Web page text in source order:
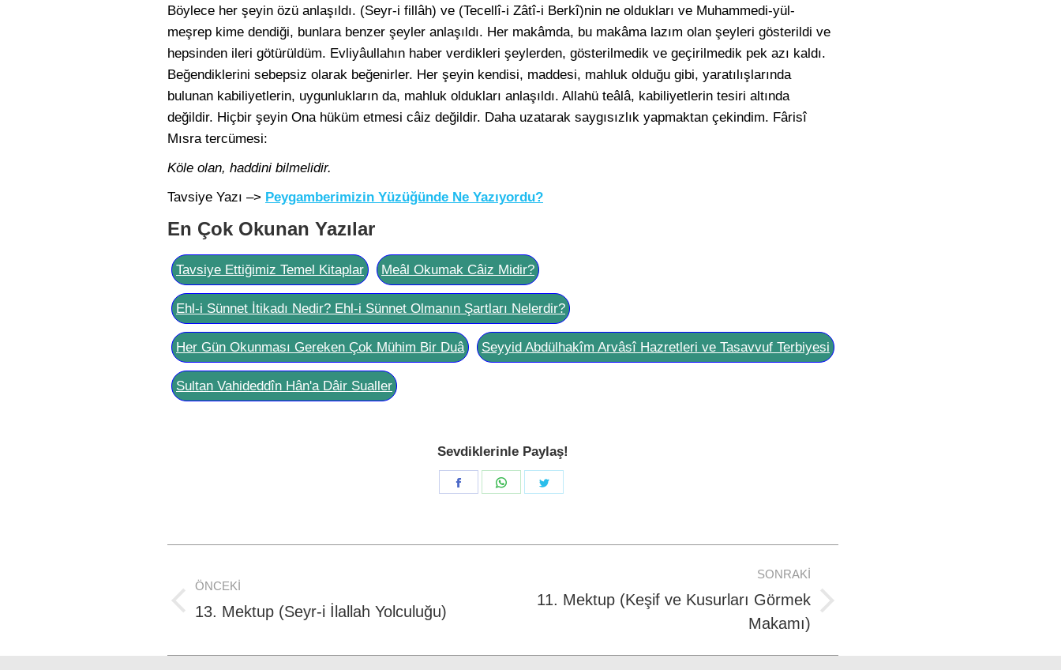
Böylece her şeyin özü anlaşıldı. (Seyr-i fillâh) ve (Tecellî-i Zâtî-i Berkî)nin ne oldukları ve Muhammedi-yül-
meşrep kime dendiği, bunlara benzer şeyler anlaşıldı. Her makâmda, bu makâma lazım olan şeyleri gösterildi ve
hepsinden ileri götürüldüm. Evliyâullahın haber verdikleri şeylerden, gösterilmedik ve geçirilmedik pek azı kaldı.
Beğendiklerini sebepsiz olarak beğenirler. Her şeyin kendisi, maddesi, mahluk olduğu gibi, yaratılışlarında
bulunan kabiliyetlerin, uygunlukların da, mahluk oldukları anlaşıldı. Allahü teâlâ, kabiliyetlerin tesiri altında
değildir. Hiçbir şeyin Ona hüküm etmesi câiz değildir. Daha uzatarak saygısızlık yapmaktan çekindim. Fârisî
Mısra tercümesi:
Köle olan, haddini bilmelidir.
Tavsiye Yazı –> Peygamberimizin Yüzüğünde Ne Yazıyordu?
En Çok Okunan Yazılar
Tavsiye Ettiğimiz Temel Kitaplar Meâl Okumak Câiz Midir?
Ehl-i Sünnet İtikadı Nedir? Ehl-i Sünnet Olmanın Şartları Nelerdir?
Her Gün Okunması Gereken Çok Mühim Bir Duâ Seyyid Abdülhakîm Arvâsî Hazretleri ve Tasavvuf Terbiyesi
Sultan Vahideddîn Hân'a Dâir Sualler
Sevdiklerinle Paylaş!
Share
Share
navigation
ÖNCEKI
Previous
13. Mektup (Seyr-i İlallah Yolculuğu)
SONRAKI
Next
11. Mektup (Keşif ve Kusurları Görmek
Makamı)